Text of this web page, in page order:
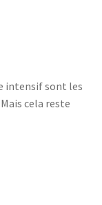
intensif sont les
cela reste